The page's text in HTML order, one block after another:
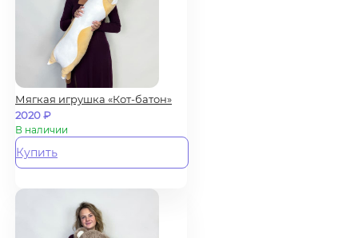
Мягкая игрушка «Кот-батон»
2020₽
В наличии
Купить